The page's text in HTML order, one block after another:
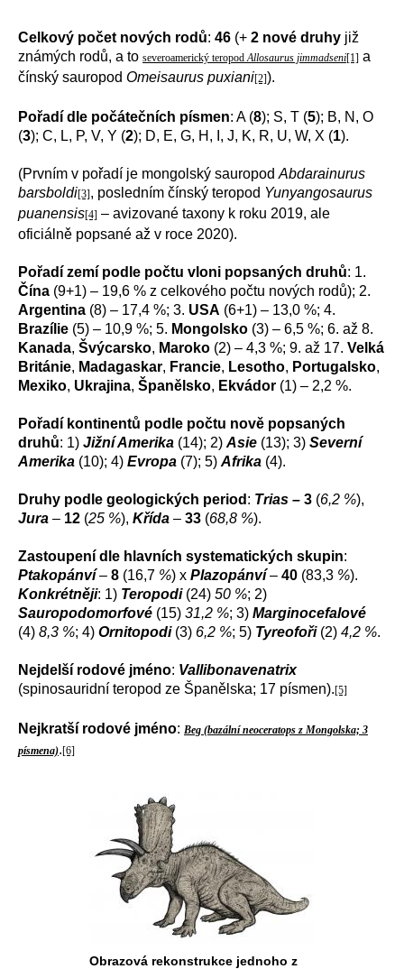
Celkový počet nových rodů: 46 (+ 2 nové druhy již
známých rodů, a to severoamerický teropodAllosaurus jimmadseni[1] a
čínský sauropod Omeisaurus puxiani[2]).
Pořadí dle počátečních písmen: A (8); S, T (5); B, N, O
(3); C, L, P, V, Y (2); D, E, G, H, I, J, K, R, U, W, X (1).
(Prvním v pořadí je mongolský sauropod Abdarainurus
barsboldi[3], posledním čínský teropod Yunyangosaurus
puanensis[4] – avizované taxony k roku 2019, ale
oficiálně popsané až v roce 2020).
Pořadí zemí podle počtu vloni popsaných druhů: 1.
Čína (9+1) – 19,6 % z celkového počtu nových rodů); 2.
Argentina (8) – 17,4 %; 3. USA (6+1) – 13,0 %; 4.
Brazílie (5) – 10,9 %; 5. Mongolsko (3) – 6,5 %; 6. až 8.
Kanada, Švýcarsko, Maroko (2) – 4,3 %; 9. až 17. Velká
Británie, Madagaskar, Francie, Lesotho, Portugalsko,
Mexiko, Ukrajina, Španělsko, Ekvádor (1) – 2,2 %.
Pořadí kontinentů podle počtu nově popsaných
druhů: 1) Jižní Amerika (14); 2) Asie (13); 3) Severní
Amerika (10); 4) Evropa (7); 5) Afrika (4).
Druhy podle geologických period : Trias – 3 (6,2 %),
Jura – 12 (25 %), Křída – 33 (68,8 %).
Zastoupení dle hlavních systematických skupin:
Ptakopánví– 8 (16,7 %) x Plazopánví– 40 (83,3 %).
Konkrétněji: 1) Teropodi(24) 50 %; 2)
Sauropodomorfové (15) 31,2 %; 3) Marginocefalové
(4) 8,3 %; 4) Ornitopodi(3) 6,2 %; 5) Tyreofoři (2) 4,2 %.
Nejdelší rodové jméno: Vallibonavenatrix
(spinosauridní teropod ze Španělska; 17 písmen).[5]
Nejkratší rodové jméno: Beg (bazální neoceratops z Mongolska; 3
písmena).[6]
Obrazová rekonstrukce jednoho z